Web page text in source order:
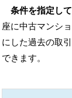
条件を指定し
座に中古マンシ
にした過去の取
できます。